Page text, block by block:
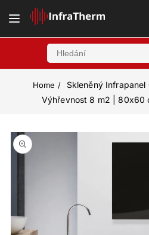
Home
Skleněný Infrapanel
Výhřevnost 8 m2 | 80x60
Otevřít
multimédia